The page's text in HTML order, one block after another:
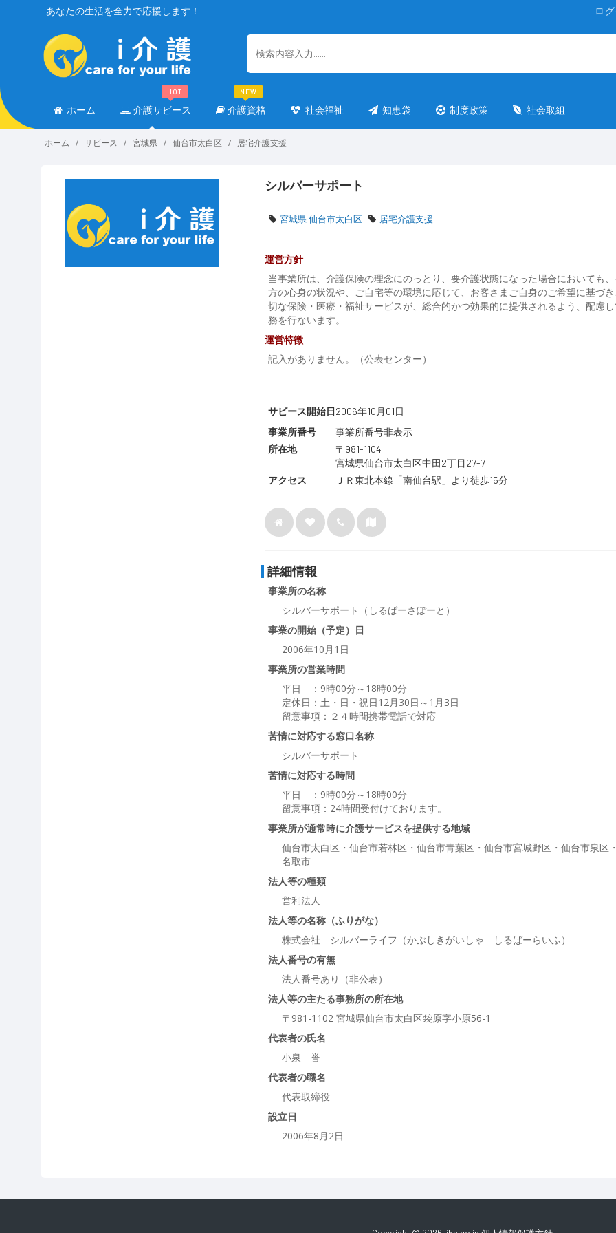
ロ
あなたの生活を全力で応援します！
ホーム 介護サビース
HOT
介護資格
NEW
社会福祉 知恵袋 制度政策 社会取組
ホーム サビース 宮城県 仙台市太白区 居宅介護支援
シルバーサポート
宮城県 仙台市太白区 居宅介護支援
運営方針
当事業所は、介護保険の理念にのっとり、要介護状態になった場合においても
方の心身の状況や、ご自宅等の環境に応じて、お客さまご自身のご希望に基づ
切な保険・医療・福祉サービスが、総合的かつ効果的に提供されるよう、配慮
務を行ないます。
運営特徴
記入がありません。（公表センター）
サビース開始日2006年10月01日
事業所番号
事業所番号非表示
所在地
〒981-1104
宮城県仙台市太白区中田2丁目27-7
アクセス
ＪＲ東北本線「南仙台駅」より徒歩15分
詳細情報
事業所の名称
シルバーサポート（しるばーさぽーと）
事業の開始（予定）日
2006年10月1日
事業所の営業時間
平日 ：9時00分～18時00分
定休日：土・日・祝日12月30日～1月3日
留意事項：２４時間携帯電話で対応
苦情に対応する窓口名称
シルバーサポート
苦情に対応する時間
平日 ：9時00分～18時00分
留意事項：24時間受付けております。
事業所が通常時に介護サービスを提供する地域
仙台市太白区・仙台市若林区・仙台市青葉区・仙台市宮城野区・仙台市泉区
名取市
法人等の種類
営利法人
法人等の名称（ふりがな）
株式会社 シルバーライフ（かぶしきがいしゃ しるばーらいふ）
法人番号の有無
法人番号あり（非公表）
法人等の主たる事務所の所在地
〒981-1102 宮城県仙台市太白区袋原字小原56-1
代表者の氏名
小泉 誉
代表者の職名
代表取締役
設立日
2006年8月2日